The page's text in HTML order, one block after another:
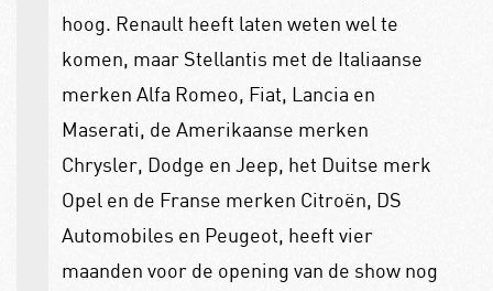
hoog. Renault heeft laten weten wel te
komen, maar Stellantis met de Italiaanse
merken Alfa Romeo, Fiat, Lancia en
Maserati, de Amerikaanse merken
Chrysler, Dodge en Jeep, het Duitse merk
Opel en de Franse merken Citroën, DS
Automobiles en Peugeot, heeft vier
maanden voor de opening van de show nog